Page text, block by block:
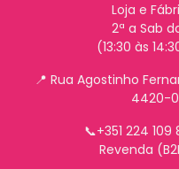
Loja e
2ª a Sab
(13:30 às
📍 Rua Agostinho
4420-
📞+351 224
Revenda